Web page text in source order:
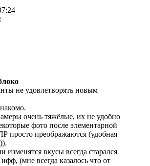
не удовлетворять новым
очень тяжёлые, их не удобно
фото после элементарной
просто преображаются (удобная
изменятся вкусы всегда старался
(мне всегда казалось что от